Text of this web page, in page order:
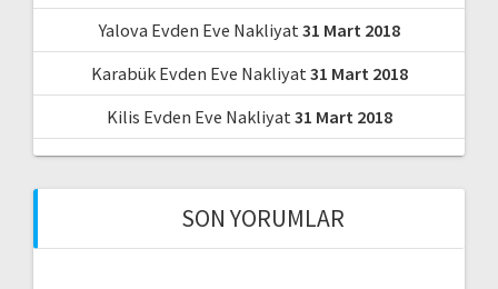
Yalova Evden Eve Nakliyat31 Mart 2018
Karabük Evden Eve Nakliyat31 Mart 2018
Kilis Evden Eve Nakliyat31 Mart 2018
SON YORUMLAR